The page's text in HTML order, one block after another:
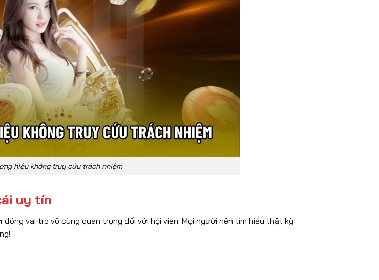
hiệu không truy cứu trách nhiệm
uy tín
đóng vai trò vô cùng quan trọng đối với hội viên. Mọi người nên tìm hiểu thật kỹ